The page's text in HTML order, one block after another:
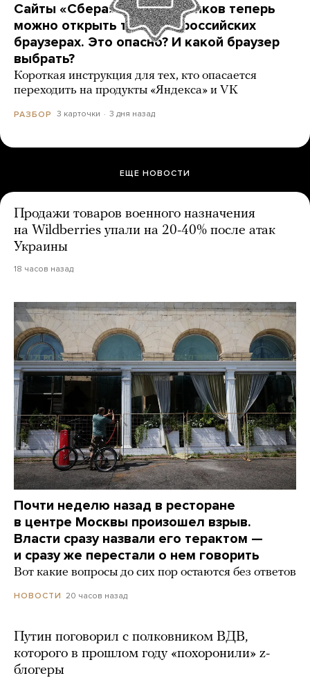
Сайты «Сбера» и других банков теперь
можно открыть только в российских
браузерах. Это опасно? И какой браузер
выбрать?
Короткая инструкция для тех, кто опасается
переходить на продукты «Яндекса» и VK
РАЗБОР 3 карточки 3 дня назад
ЕЩЕ НОВОСТИ
Продажи товаров военного назначения
на Wildberries упали на 20-40% после атак
Украины
18 часов назад
Почти неделю назад в ресторане
в центре Москвы произошел взрыв.
Власти сразу назвали его терактом —
и сразу же перестали о нем говорить
Вот какие вопросы до сих пор остаются без ответов
НОВОСТИ 20 часов назад
Путин поговорил с полковником ВДВ,
которого в прошлом году «похоронили» z-
блогеры